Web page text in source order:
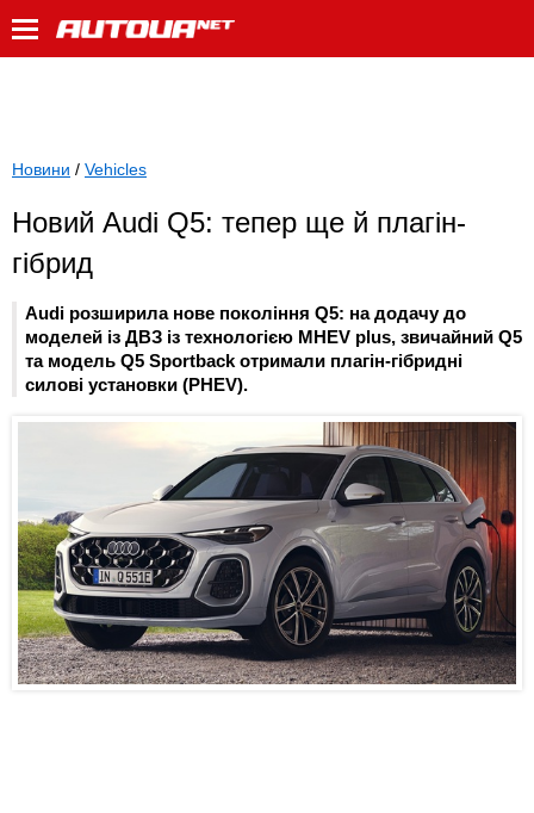
Новини / Vehicles
Новий Audi Q5: тепер ще й плагін-
гібрид
Audi розширила нове покоління Q5: на додачу до
моделей із ДВЗ із технологією MHEV plus, звичайний Q5
та модель Q5 Sportback отримали плагін-гібридні
силові установки (PHEV).